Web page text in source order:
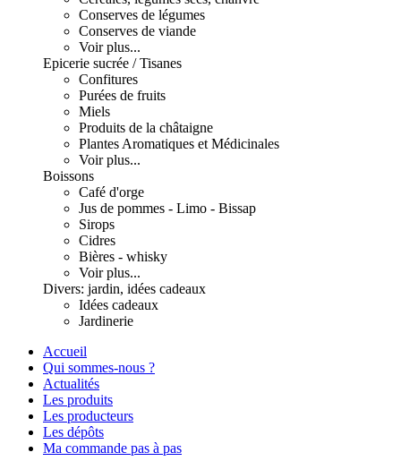
Conserves de légumes
Conserves de viande
Voir plus...
Epicerie sucrée / Tisanes
Confitures
Purées de fruits
Miels
Produits de la châtaigne
Plantes Aromatiques et Médicinales
Voir plus...
Boissons
Café d'orge
Jus de pommes - Limo - Bissap
Sirops
Cidres
Bières - whisky
Voir plus...
Divers: jardin, idées cadeaux
Idées cadeaux
Jardinerie
Accueil
Qui sommes-nous ?
Actualités
Les produits
Les producteurs
Les dépôts
Ma commande pas à pas